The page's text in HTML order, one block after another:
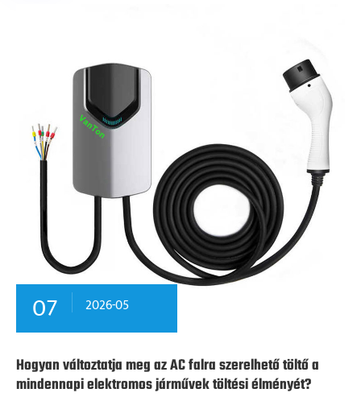
07 2026-05
Hogyan változtatja meg az AC falra szerelhető töltő a
mindennapi elektromos járművek töltési élményét?